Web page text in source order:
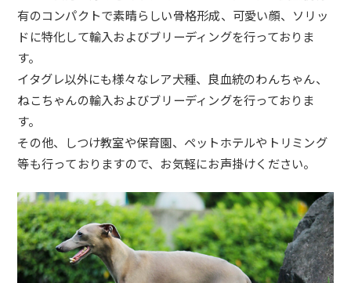
有のコンパクトで素晴らしい骨格形成、可愛い顔、ソリッ
ドに特化して輸入およびブリーディングを行っておりま
す。
イタグレ以外にも様々なレア犬種、良血統のわんちゃん、
ねこちゃんの輸入およびブリーディングを行っておりま
す。
その他、しつけ教室や保育園、ペットホテルやトリミング
等も行っておりますので、お気軽にお声掛けください。